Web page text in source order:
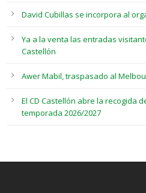
David Cubillas se incorpora al
Ya a la venta las entradas
Castellón
Awer Mabil, traspasado al
El CD Castellón abre la recogida
temporada 2026/2027